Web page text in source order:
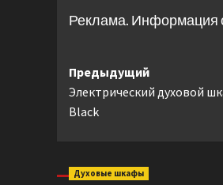
Реклама. Информация
Навигация
записи
Предыдущий
Электрический духовой
Black
Духовые шкафы